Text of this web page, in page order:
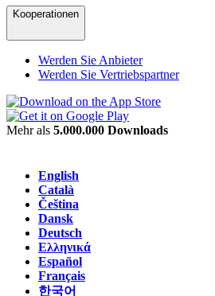
Kooperationen
Werden Sie Anbieter
Werden Sie Vertriebspartner
Mehr als 5.000.000 Downloads
English
Català
Čeština
Dansk
Deutsch
Ελληνικά
Español
Français
한국어